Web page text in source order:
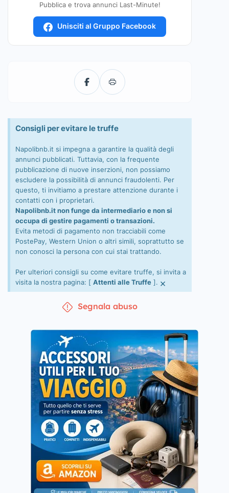
Pubblica e trova annunci Last-Minute!
Unisciti al Gruppo Facebook
Consigli per evitare le truffe
Napolibnb.it si impegna a garantire la qualità degli
annunci pubblicati. Tuttavia, con la frequente
pubblicazione di nuove inserzioni, non possiamo
escludere la possibilità di annunci fraudolenti. Per
questo, ti invitiamo a prestare attenzione durante i
contatti con i proprietari.
Napolibnb.it non funge da intermediario e non si
occupa di gestire pagamenti o transazioni.
Evita metodi di pagamento non tracciabili come
PostePay, Western Union o altri simili, soprattutto se
non conosci la persona con cui stai trattando.
Per ulteriori consigli su come evitare truffe, si invita a
visita la nostra pagina: [ Attenti alle Truffe ]. ×
Segnala abuso